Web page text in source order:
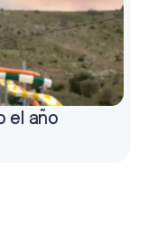
el año